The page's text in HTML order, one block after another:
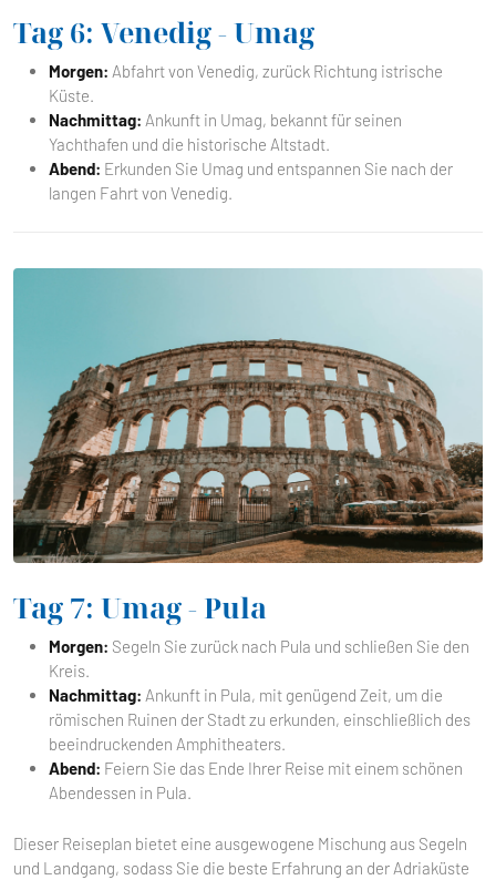
Tag 6: Venedig - Umag
Morgen: Abfahrt von Venedig, zurück Richtung istrische
Küste.
Nachmittag: Ankunft in Umag, bekannt für seinen
Yachthafen und die historische Altstadt.
Abend: Erkunden Sie Umag und entspannen Sie nach der
langen Fahrt von Venedig.
Tag 7: Umag - Pula
Morgen: Segeln Sie zurück nach Pula und schließen Sie den
Kreis.
Nachmittag: Ankunft in Pula, mit genügend Zeit, um die
römischen Ruinen der Stadt zu erkunden, einschließlich des
beeindruckenden Amphitheaters.
Abend: Feiern Sie das Ende Ihrer Reise mit einem schönen
Abendessen in Pula.
Dieser Reiseplan bietet eine ausgewogene Mischung aus Segeln
und Landgang, sodass Sie die beste Erfahrung an der Adriaküste